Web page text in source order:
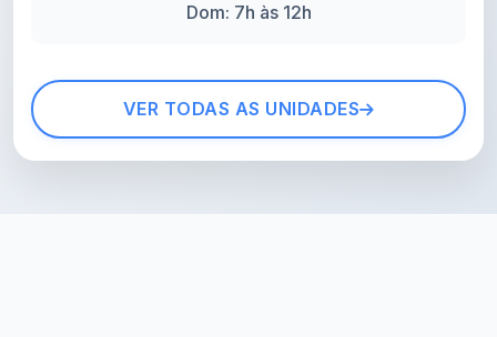
Dom: 7h às 12h
VER TODAS AS UNIDADES